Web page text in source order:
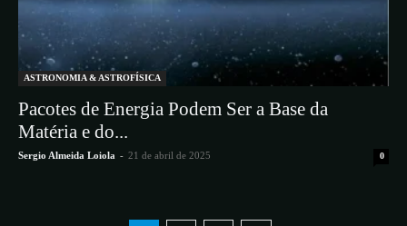
ASTRONOMIA & ASTROFÍSICA
Pacotes de Energia Podem Ser a Base da
Matéria e do...
Sergio Almeida Loiola - 21 de abril de 2025 0